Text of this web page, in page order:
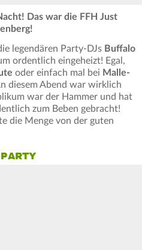
Das war die FFH Just
legendären Party-DJs Buffalo
ordentlich eingeheizt! Egal,
oder einfach mal bei Malle-
diesem Abend war wirklich
war der Hammer und hat
zum Beben gebracht!
die Menge von der guten